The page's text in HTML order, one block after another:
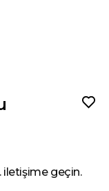
iletişime geçin.